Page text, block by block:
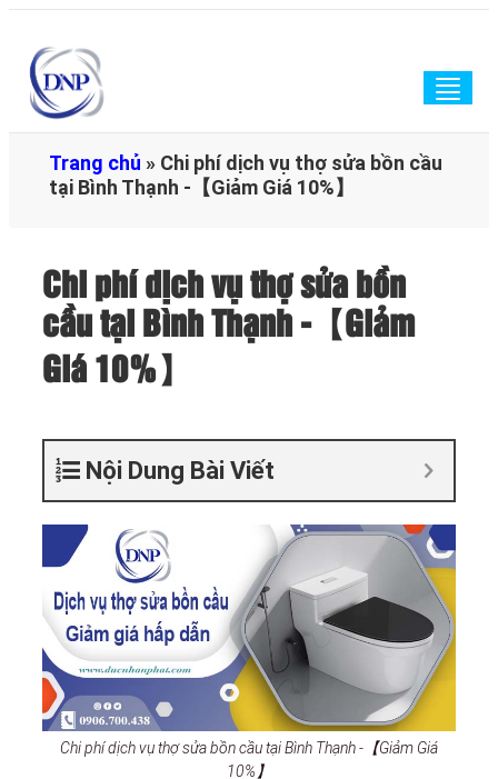
Trang chủ » Chi phí dịch vụ thợ sửa bồn cầu
tại Bình Thạnh -【Giảm Giá 10%】
Chi phí dịch vụ thợ sửa bồn
cầu tại Bình Thạnh -【Giảm
Giá 10%】
Nội Dung Bài Viết
Chi phí dịch vụ thợ sửa bồn cầu tại Bình Thạnh -【Giảm Giá
10%】